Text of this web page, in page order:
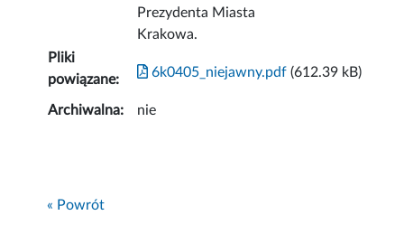
Prezydenta Miasta
Krakowa.
Pliki
powiązane:
6k0405_niejawny.pdf (612.39 kB)
Archiwalna: nie
« Powrót